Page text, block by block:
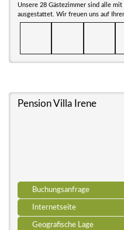
Unsere 28 Gästezimmer sind alle
ausgestattet. Wir freuen uns auf
Pension Villa Irene
Buchungsanfrage
Internetseite
Geografische Lage